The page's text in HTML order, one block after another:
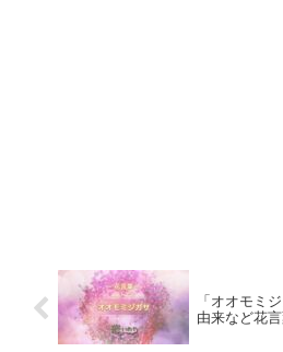
「オオモミ
由来など花